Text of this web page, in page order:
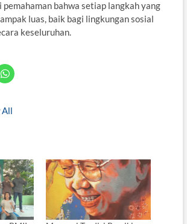
bahwa setiap langkah yang
luas, baik bagi lingkungan sosial
keseluruhan.
All